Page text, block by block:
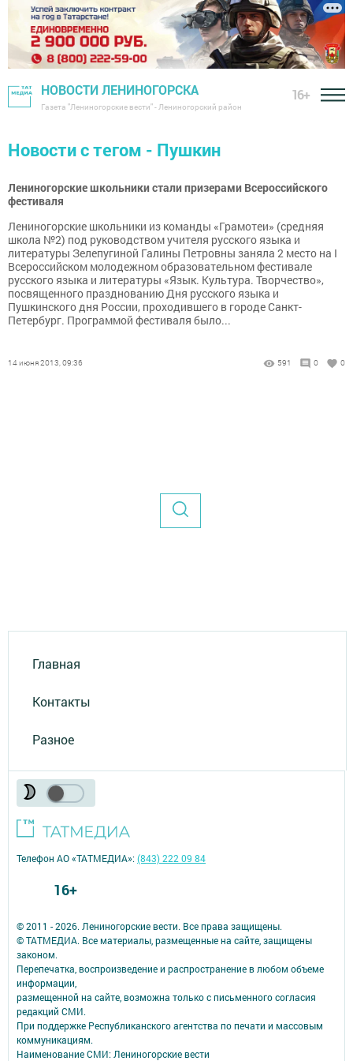
НОВОСТИ ЛЕНИНОГОРСКА
Газета "Лениногорские вести" - Лениногорский район
16+
Новости с тегом - Пушкин
Лениногорские школьники стали призерами Всероссийского
фестиваля
Лениногорские школьники из команды «Грамотеи» (средняя
школа №2) под руководством учителя русского языка и
литературы Зелепугиной Галины Петровны заняла 2 место на I
Всероссийском молодежном образовательном фестивале
русского языка и литературы «Язык. Культура. Творчество»,
посвященного празднованию Дня русского языка и
Пушкинского дня России, проходившего в городе Санкт-
Петербург. Программой фестиваля было...
14 июня 2013, 09:36 591 0 0
Главная
Контакты
Разное
© 2011 - 2026. Лениногорские вести. Все права защищены.
© ТАТМЕДИА. Все материалы, размещенные на сайте, защищены
законом.
Перепечатка, воспроизведение и распространение в любом объеме
информации,
размещенной на сайте, возможна только с письменного согласия
редакций СМИ.
При поддержке Республиканского агентства по печати и массовым
коммуникациям.
Наименование СМИ: Лениногорские вести
Телефон АО «ТАТМЕДИА»:(843) 222 09 84
16+